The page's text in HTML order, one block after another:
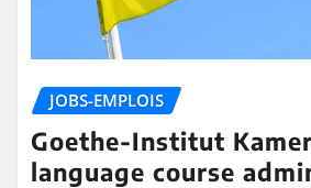
JOBS-EMPLOIS
Goethe-Institut
language course